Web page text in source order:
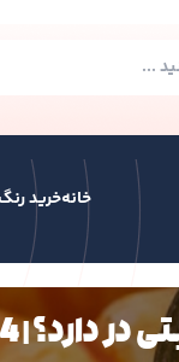
خانهخرید رنگ
رنگ
رنگ بیماستانی